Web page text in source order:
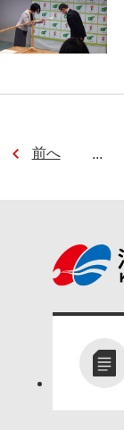
前へ ...